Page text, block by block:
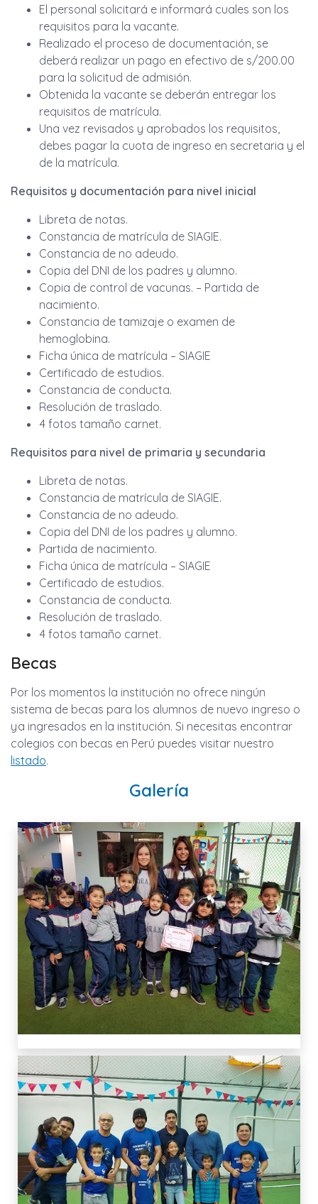
El personal solicitará e informará cuales son los
requisitos para la vacante.
Realizado el proceso de documentación, se
deberá realizar un pago en efectivo de s/200.00
para la solicitud de admisión.
Obtenida la vacante se deberán entregar los
requisitos de matrícula.
Una vez revisados y aprobados los requisitos,
debes pagar la cuota de ingreso en secretaria y el
de la matrícula.
Requisitos y documentación para nivel inicial
Libreta de notas.
Constancia de matrícula de SIAGIE.
Constancia de no adeudo.
Copia del DNI de los padres y alumno.
Copia de control de vacunas. – Partida de
nacimiento.
Constancia de tamizaje o examen de
hemoglobina.
Ficha única de matrícula – SIAGIE
Certificado de estudios.
Constancia de conducta.
Resolución de traslado.
4 fotos tamaño carnet.
Requisitos para nivel de primaria y secundaria
Libreta de notas.
Constancia de matrícula de SIAGIE.
Constancia de no adeudo.
Copia del DNI de los padres y alumno.
Partida de nacimiento.
Ficha única de matrícula – SIAGIE
Certificado de estudios.
Constancia de conducta.
Resolución de traslado.
4 fotos tamaño carnet.
Becas
Por los momentos la institución no ofrece ningún
sistema de becas para los alumnos de nuevo ingreso o
ya ingresados en la institución. Si necesitas encontrar
colegios con becas en Perú puedes visitar nuestro
listado.
Galería